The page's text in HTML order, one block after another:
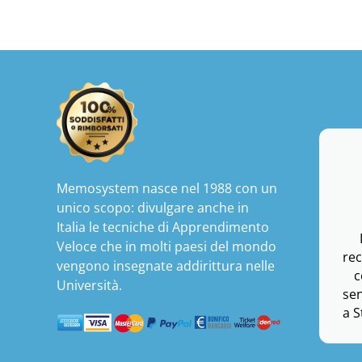
Memosystem nasce nel 1988 con un
unico scopo: divulgare anche in
Italia le tecniche di Apprendimento
Veloce che in molti paesi del mondo
vengono insegnate addirittura nelle
Università.
a